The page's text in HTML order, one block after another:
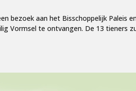
bezoek aan het Bisschoppelijk Paleis
Vormsel te ontvangen. De 13 tieners